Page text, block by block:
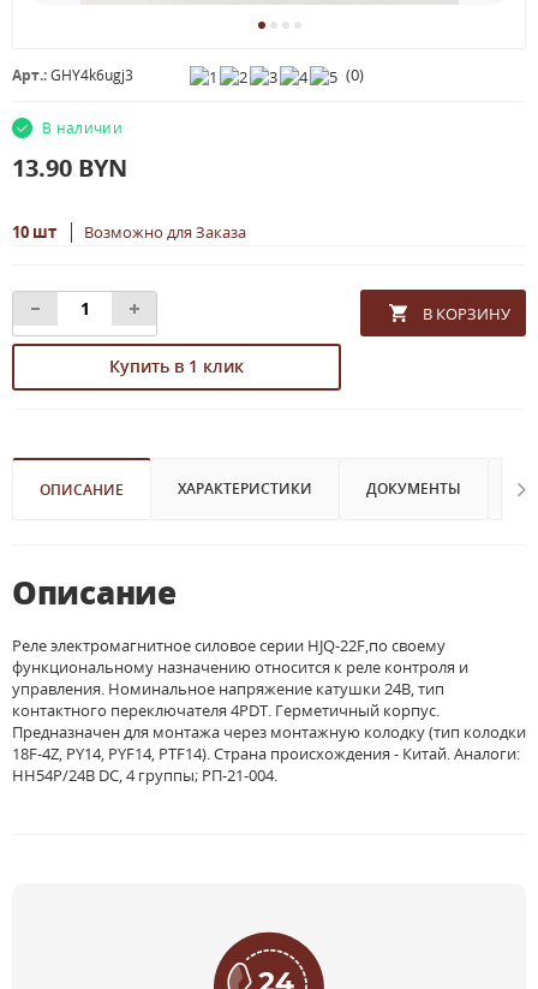
Арт.:GHY4k6ugj3 (0)
В наличии
13.90 BYN
10 шт Возможно для Заказа
Купить в 1 клик
ОПИСАНИЕ ХАРАКТЕРИСТИКИ ДОКУМЕНТЫ
Описание
Реле электромагнитное силовое серии HJQ-22F,по своему
функциональному назначению относится к реле контроля и
управления. Номинальное напряжение катушки 24В, тип
контактного переключателя 4PDT. Герметичный корпус.
Предназначен для монтажа через монтажную колодку (тип колодки
18F-4Z, PY14, PYF14, PTF14). Страна происхождения - Китай. Аналоги:
HH54P/24В DC, 4 группы; РП-21-004.